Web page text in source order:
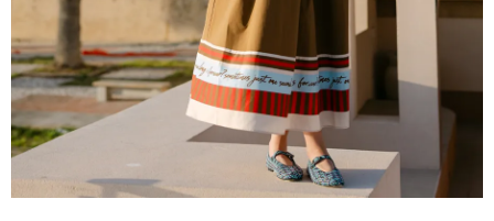
Odzież
Akcesoria
Obuwie